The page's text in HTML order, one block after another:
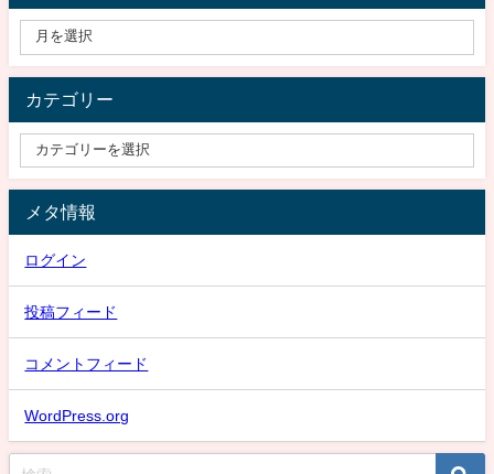
カテゴリー
メタ情報
ログイン
投稿フィード
コメントフィード
WordPress.org